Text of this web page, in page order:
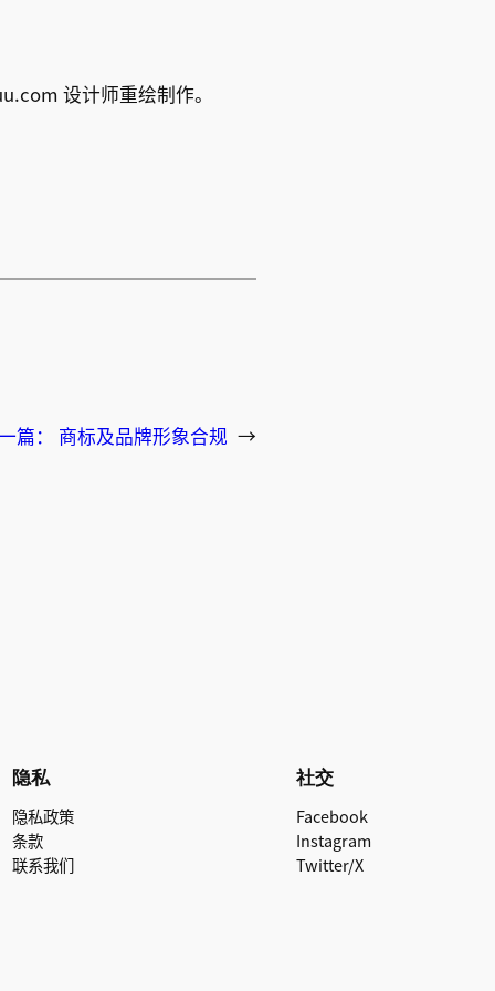
设计师重绘制作。
篇： 商标及品牌形象合规 →
隐私
隐私政策
条款
联系我们
社交
Facebook
Instagram
Twitter/X